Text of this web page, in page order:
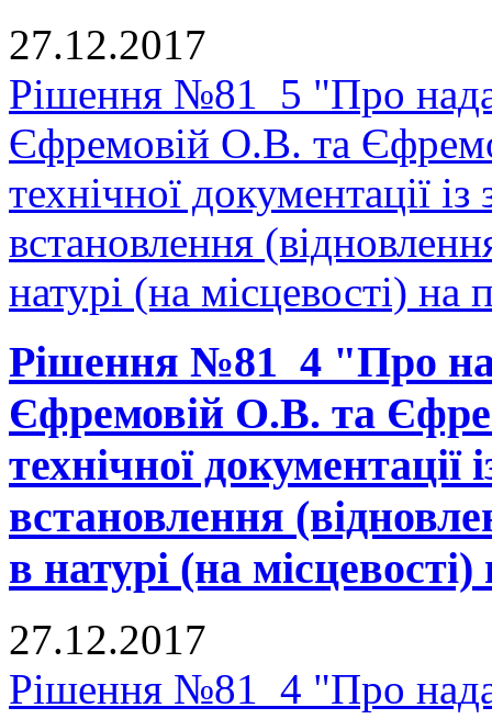
27.12.2017
Рішення №81_5 "Про
Єфремовій О.В. та
технічної документації
встановлення
натурі (на місцевості) на
Рішення №81_4 "Про
Єфремовій О.В. та
технічної
встановлення
в натурі (на
27.12.2017
Рішення №81_4 "Про